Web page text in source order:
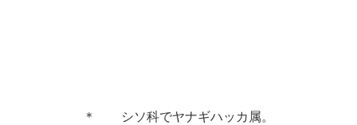
＊ シソ科でヤナギハッカ属。